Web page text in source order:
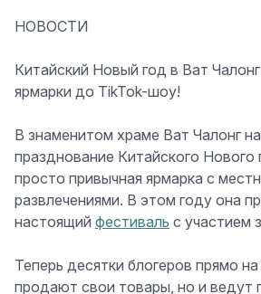
НОВОСТИ
Китайский Новый год в Ват
ярмарки до TikTok-шоу!
В знаменитом храме Ват Чалонг
празднование Китайского
просто привычная ярмарка с
развлечениями. В этом году она
настоящий фестиваль с участием
Теперь десятки блогеров прямо
продают свои товары, но и ведут